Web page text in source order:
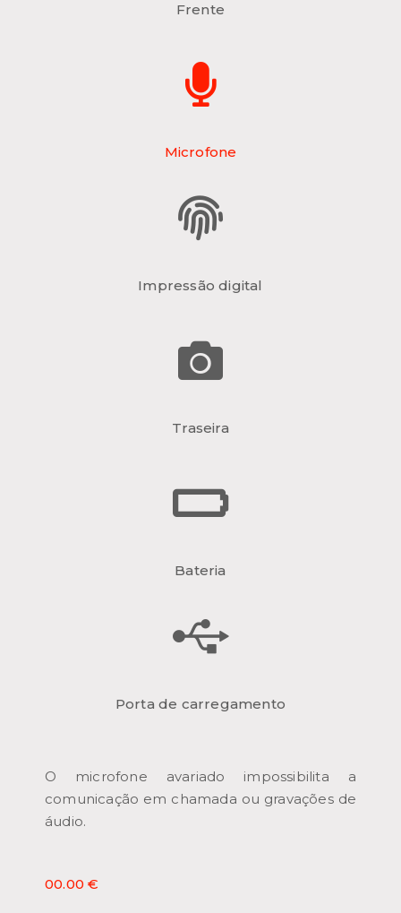
Frente
Microfone
Impressão digital
Traseira
Bateria
Porta de carregamento
O microfone avariado impossibilita a
comunicação em chamada ou gravações de
áudio.
00.00 €